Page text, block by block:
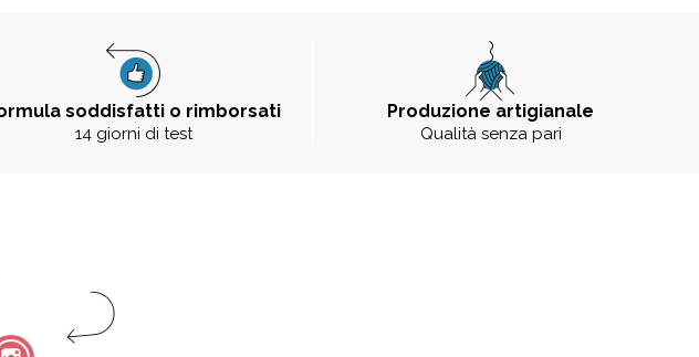
soddisfatti o rimborsati
14 giorni di test
Produzione artigianale
Qualità senza pari
Instagram